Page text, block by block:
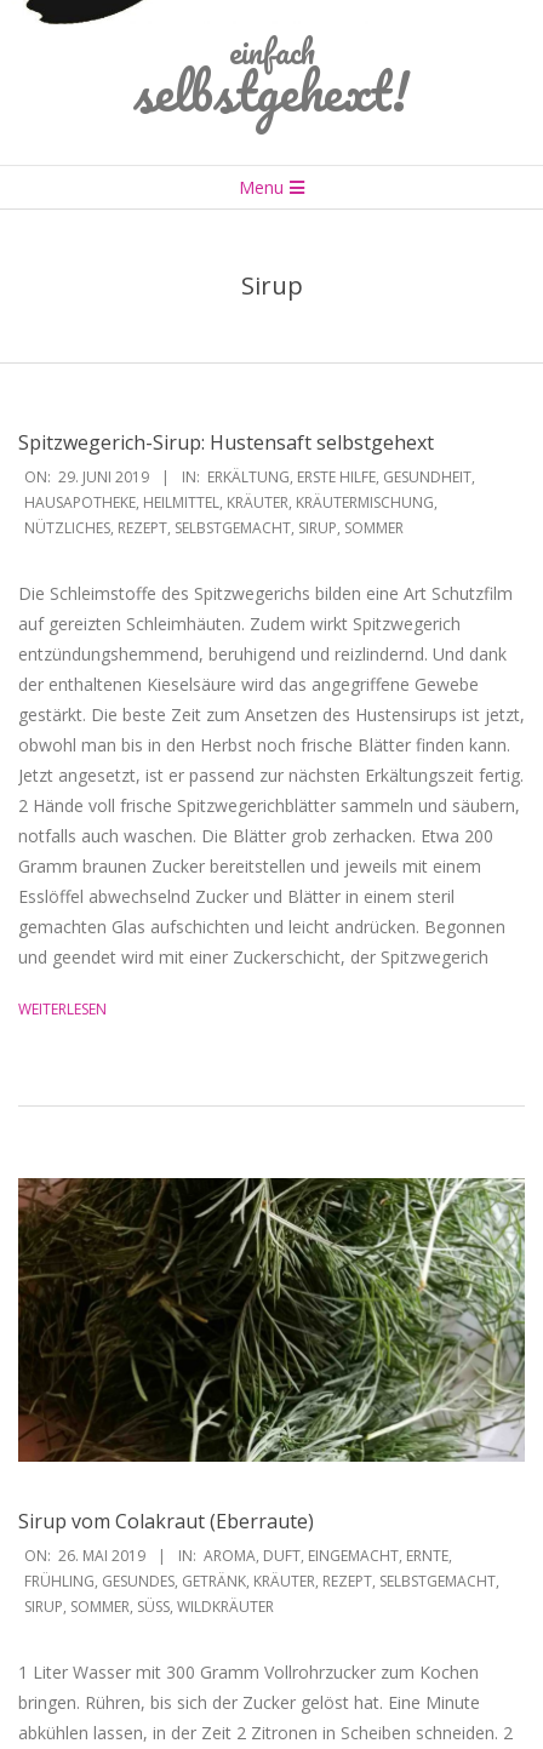
einfach
selbstgehext!
Navigation
Menu
Sirup
Spitzwegerich-Sirup: Hustensaft selbstgehext
2019-
06-
29
ON: 29. JUNI 2019 IN: ERKÄLTUNG, ERSTE HILFE, GESUNDHEIT,
HAUSAPOTHEKE, HEILMITTEL, KRÄUTER, KRÄUTERMISCHUNG,
NÜTZLICHES, REZEPT, SELBSTGEMACHT, SIRUP, SOMMER
Die Schleimstoffe des Spitzwegerichs bilden eine Art Schutzfilm
auf gereizten Schleimhäuten. Zudem wirkt Spitzwegerich
entzündungshemmend, beruhigend und reizlindernd. Und dank
der enthaltenen Kieselsäure wird das angegriffene Gewebe
gestärkt. Die beste Zeit zum Ansetzen des Hustensirups ist jetzt,
obwohl man bis in den Herbst noch frische Blätter finden kann.
Jetzt angesetzt, ist er passend zur nächsten Erkältungszeit fertig.
2 Hände voll frische Spitzwegerichblätter sammeln und säubern,
notfalls auch waschen. Die Blätter grob zerhacken. Etwa 200
Gramm braunen Zucker bereitstellen und jeweils mit einem
Esslöffel abwechselnd Zucker und Blätter in einem steril
gemachten Glas aufschichten und leicht andrücken. Begonnen
und geendet wird mit einer Zuckerschicht, der Spitzwegerich
WEITERLESEN
Sirup vom Colakraut (Eberraute)
2019-
05-
26
ON: 26. MAI 2019 IN: AROMA, DUFT, EINGEMACHT, ERNTE,
FRÜHLING, GESUNDES, GETRÄNK, KRÄUTER, REZEPT, SELBSTGEMACHT,
SIRUP, SOMMER, SÜSS , WILDKRÄUTER
1 Liter Wasser mit 300 Gramm Vollrohrzucker zum Kochen
bringen. Rühren, bis sich der Zucker gelöst hat. Eine Minute
abkühlen lassen, in der Zeit 2 Zitronen in Scheiben schneiden. 2